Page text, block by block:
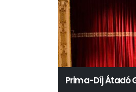
Prima-Díj Átadó